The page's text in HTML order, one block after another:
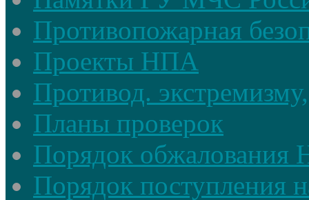
Противопожарная
Проекты НПА
Противод.
Планы проверок
Порядок
Порядок поступления